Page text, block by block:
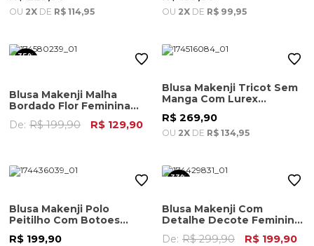
OU 2X DE R$ 114,95 OU 2X DE R$ 99,95
35%
Blusa Makenji Malha
Bordado Flor Feminina
Berinjela
De: R$ 199,90 R$ 129,90
Blusa Makenji Tricot Sem
Manga Com Lurex
Feminina Dourada
R$ 269,90
OU 2X DE R$ 134,95
Blusa Makenji Polo
Peitilho Com Botoes
Feminina Marrom
R$ 199,90
33%
Blusa Makenji Com
Detalhe Decote Feminina
Estampa
De: R$ 299,90 R$ 199,90